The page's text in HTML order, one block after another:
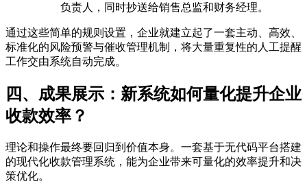
负责人，同时抄送给销售总监和财务经理。
通过这些简单的规则设置，企业就建立起了一套主动、高效、
标准化的风险预警与催收管理机制，将大量重复性的人工提醒
工作交由系统自动完成。
四、成果展示：新系统如何量化提升企业
收款效率？
理论和操作最终要回归到价值本身。一套基于无代码平台搭建
的现代化收款管理系统，能为企业带来可量化的效率提升和决
策优化。